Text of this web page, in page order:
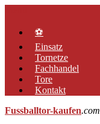
springen⚽
Einsatz
Tornetze
Fachhandel
Tore
Kontakt
Fussballtor-kaufen.com